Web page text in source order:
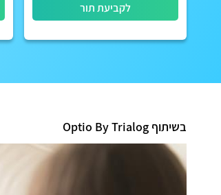
לקביעת תור
בשיתוף Optio By Trialog